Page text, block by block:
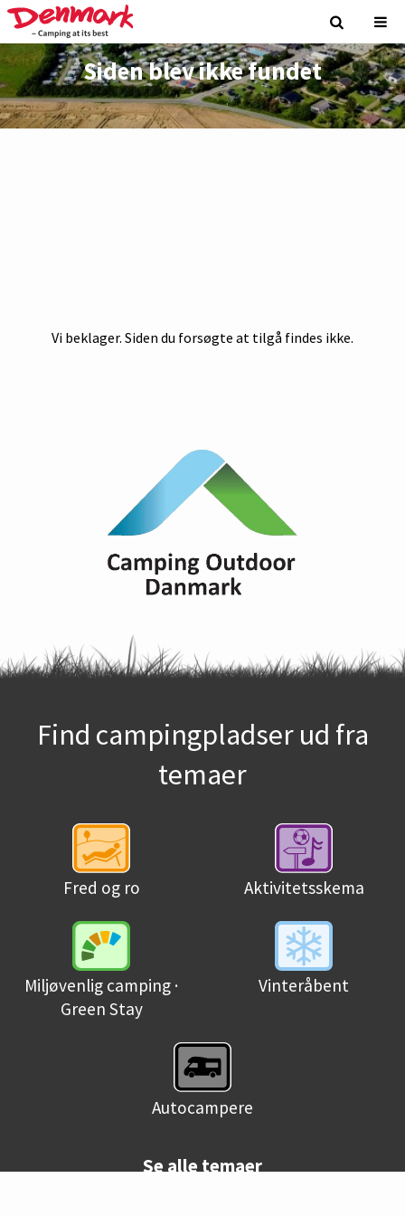
Siden blev ikke fundet
Vi beklager. Siden du forsøgte at tilgå findes ikke.
Find campingpladser ud fra
temaer
Fred og ro Aktivitetsskema
Miljøvenlig camping ·
Green Stay
Vinteråbent
Autocampere
Se alle temaer